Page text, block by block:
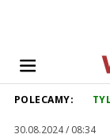
POLECAMY:
30.08.2024 / 08:34